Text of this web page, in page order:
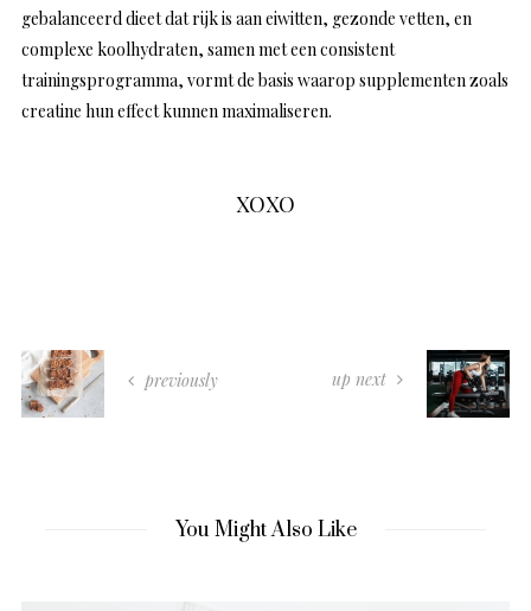
gebalanceerd dieet dat rijk is aan eiwitten, gezonde vetten, en
complexe koolhydraten, samen met een consistent
trainingsprogramma, vormt de basis waarop supplementen zoals
creatine hun effect kunnen maximaliseren.
XOXO
previously up next
You Might Also Like